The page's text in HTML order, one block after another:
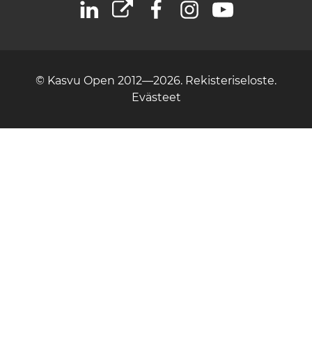
LinkedIn
X FacebookInstagramYouTube
© Kasvu Open 2012—2026. Rekisteriseloste.
Evästeet